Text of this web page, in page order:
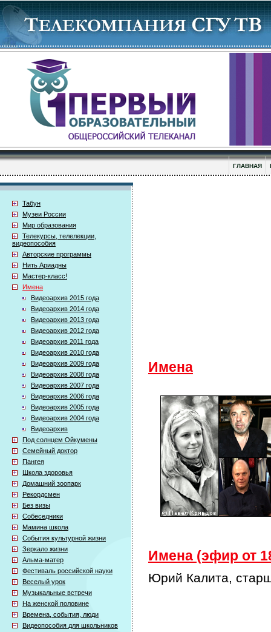
ГЛАВНАЯ
Табун
Музеи России
Мир образования
Телекурсы, телелекции,
видеопособия
Авторские программы
Нить Ариадны
Мастер-класс!
Имена
Видеоархив 2015 года
Видеоархив 2014 года
Видеоархив 2013 года
Видеоархив 2012 года
Видеоархив 2011 года
Видеоархив 2010 года
Видеоархив 2009 года
Видеоархив 2008 года
Видеоархив 2007 года
Видеоархив 2006 года
Видеоархив 2005 года
Видеоархив 2004 года
Видеоархив
Под солнцем Ойкумены
Семейный доктор
Пангея
Школа здоровья
Домашний зоопарк
Рекордсмен
Без визы
Собеседники
Мамина школа
События культурной жизни
Зеркало жизни
Альма-матер
Фестиваль российской науки
Веселый урок
Музыкальные встречи
На женской половине
Времена, события, люди
Видеопособия для школьников
Имена
Имена (эфир от
Юрий Калита,